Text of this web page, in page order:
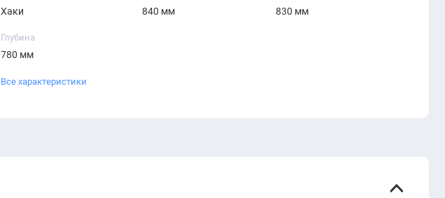
Хаки 840 мм 830 мм
Глубина
780 мм
Все характеристики